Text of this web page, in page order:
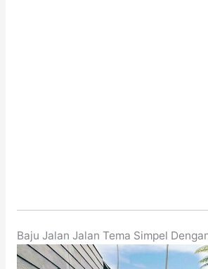
Baju Jalan Jalan Tema Simpel